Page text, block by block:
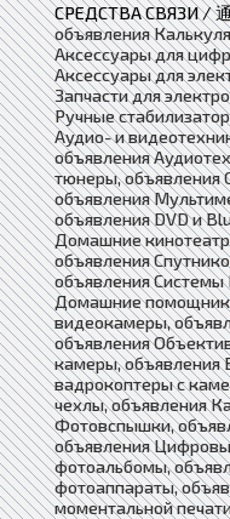
СРЕДСТВА СВЯЗИ / 通
объявления
Аксессуары для
Аксессуары для
Запчасти для
Ручные
Аудио- и
объявления
тюнеры, объявления
объявления
объявления DVD и
Домашние
объявления
объявления
Домашние
видеокамеры,
объявления
камеры, объявления
вадрокоптеры с
чехлы, объявления
Фотовспышки,
объявления
фотоальбомы,
фотоаппараты,
моментальной